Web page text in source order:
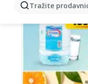
Tražite